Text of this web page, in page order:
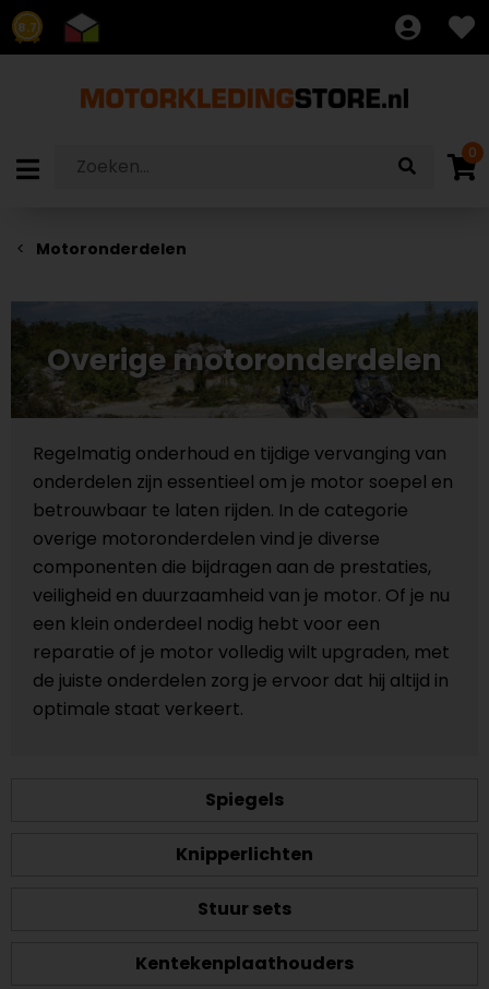
8.7
0
Motoronderdelen
Overige motoronderdelen
Regelmatig onderhoud en tijdige vervanging van
onderdelen zijn essentieel om je motor soepel en
betrouwbaar te laten rijden. In de categorie
overige motoronderdelen vind je diverse
componenten die bijdragen aan de prestaties,
veiligheid en duurzaamheid van je motor. Of je nu
een klein onderdeel nodig hebt voor een
reparatie of je motor volledig wilt upgraden, met
de juiste onderdelen zorg je ervoor dat hij altijd in
optimale staat verkeert.
Spiegels
Knipperlichten
Stuur sets
Kentekenplaathouders